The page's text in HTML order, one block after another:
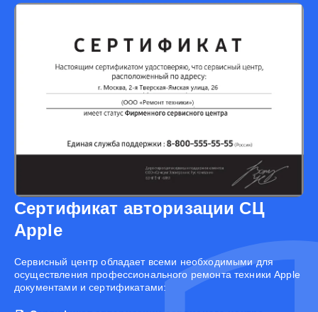
Сертификат авторизации СЦ
Apple
Cервисный центр обладает всеми необходимыми для
осуществления профессионального ремонта техники Apple
документами и сертификатами: